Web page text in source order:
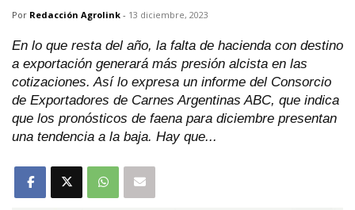
Por Redacción Agrolink - 13 diciembre, 2023
En lo que resta del año, la falta de hacienda con destino
a exportación generará más presión alcista en las
cotizaciones. Así lo expresa un informe del Consorcio
de Exportadores de Carnes Argentinas ABC, que indica
que los pronósticos de faena para diciembre presentan
una tendencia a la baja. Hay que...